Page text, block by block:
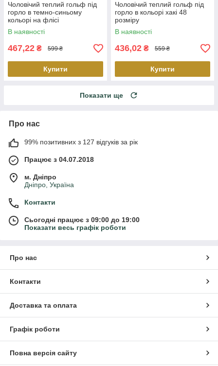
Чоловічий теплий гольф під
горло в темно-синьому
кольорі на флісі
В наявності
467,22 ₴ 599 ₴
Купити
Чоловічий теплий гольф під
горло в кольорі хакі 48
розміру
В наявності
436,02 ₴ 559 ₴
Купити
Показати ще
Про нас
99% позитивних з 127 відгуків за рік
Працює з 04.07.2018
м. Дніпро
Дніпро, Україна
Контакти
Сьогодні працює з 09:00 до 19:00
Показати весь графік роботи
Про нас
Контакти
Доставка та оплата
Графік роботи
Повна версія сайту